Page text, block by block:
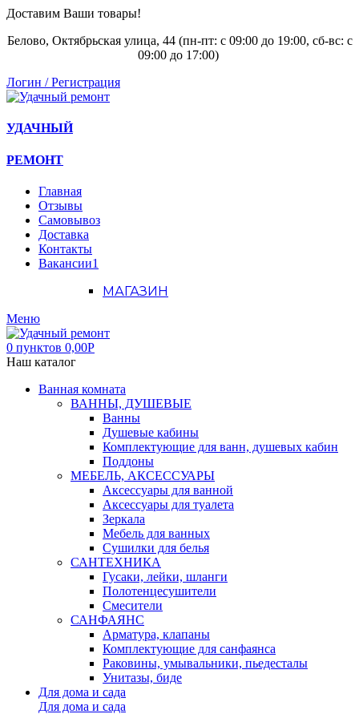
Доставим Ваши товары!
Белово, Октябрьская улица, 44 (пн-пт: с 09:00 до 19:00, сб-вс: с
09:00 до 17:00)
Логин / Регистрация
УДАЧНЫЙ
РЕМОНТ
Главная
Отзывы
Самовывоз
Доставка
Контакты
Вакансии1
МАГАЗИН
Меню
0 пунктов 0,00Р
Наш каталог
Ванная комната
ВАННЫ, ДУШЕВЫЕ
Ванны
Душевые кабины
Комплектующие для ванн, душевых кабин
Поддоны
МЕБЕЛЬ, АКСЕССУАРЫ
Аксессуары для ванной
Аксессуары для туалета
Зеркала
Мебель для ванных
Сушилки для белья
САНТЕХНИКА
Гусаки, лейки, шланги
Полотенцесушители
Смесители
САНФАЯНС
Арматура, клапаны
Комплектующие для санфаянса
Раковины, умывальники, пьедесталы
Унитазы, биде
Для дома и сада
Для дома и сада